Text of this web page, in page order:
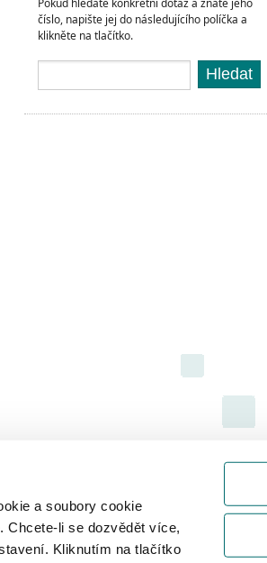
a soubory cookie
Chcete-li se dozvědět více,
Kliknutím na tlačítko
Pokud hledáte konkrétní dotaz a znáte jeho
číslo, napište jej do následujícího políčka a
klikněte na tlačítko.
Hledat